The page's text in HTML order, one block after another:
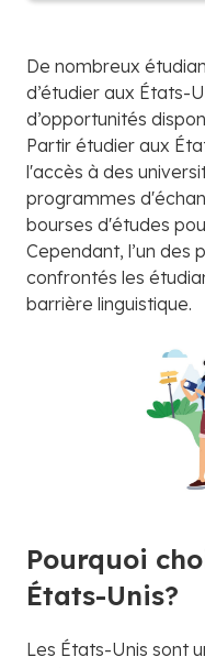
De nombreux
d’étudier aux États-
d’opportunités
Partir étudier aux
l'accès à des
programmes
bourses d'études
Cependant, l’un des
confrontés les
barrière linguistique.
Pourquoi
États-Unis?
Les États-Unis sont